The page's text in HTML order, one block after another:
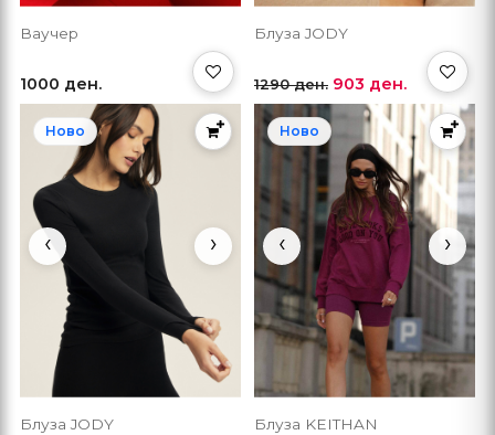
Ваучер
1000 ден.
Блуза JODY
1290 ден. 903 ден.
‹ ›
Ново
Блуза JODY
‹ ›
Ново
Блуза KEITHAN